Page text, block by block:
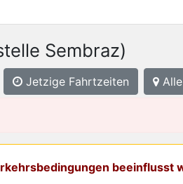
Sembraz)
Jetzige Fahrtzeiten
beeinflusst